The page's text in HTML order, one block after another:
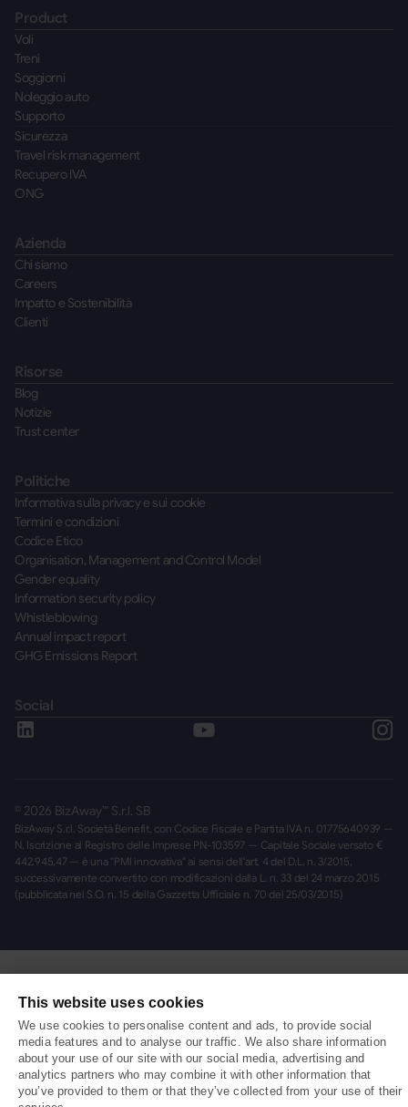
This website uses cookies
We use cookies to personalise content and ads, to provide social
media features and to analyse our traffic. We also share information
about your use of our site with our social media, advertising and
analytics partners who may combine it with other information that
you’ve provided to them or that they’ve collected from your use of their
Product
Voli
Treni
Soggiorni
Noleggio auto
Supporto
Sicurezza
Travel risk management
Recupero IVA
ONG
Azienda
Chi siamo
Careers
Impatto e Sostenibilità
Clienti
Risorse
Blog
Notizie
Trust center
Politiche
Informativa sulla privacy e sui cookie
Termini e condizioni
Codice Etico
Organisation, Management and Control Model
Gender equality
Information security policy
Whistleblowing
Annual impact report
GHG Emissions Report
Social
BizAway S.r.l. Società Benefit, con Codice Fiscale e Partita IVA n. 01775640939 —
N. Iscrizione al Registro delle Imprese PN-103597 — Capitale Sociale versato €
442.945,47 — è una "PMI innovativa" ai sensi dell'art. 4 del D.L. n. 3/2015,
successivamente convertito con modificazioni dalla L. n. 33 del 24 marzo 2015
(pubblicata nel S.O. n. 15 della Gazzetta Ufficiale n. 70 del 25/03/2015)
2026 BizAway™ S.r.l. SB